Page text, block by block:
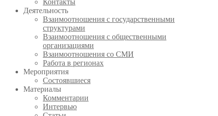
Контакты
Деятельность
Взаимоотношения с государственными
структурами
Взаимоотношения с общественными
организациями
Взаимоотношения со СМИ
Работа в регионах
Мероприятия
Состоявшиеся
Материалы
Комментарии
Интервью